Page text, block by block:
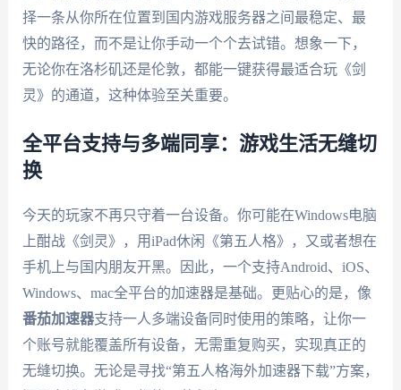
择一条从你所在位置到国内游戏服务器之间最稳定、最
快的路径，而不是让你手动一个个去试错。想象一下，
无论你在洛杉矶还是伦敦，都能一键获得最适合玩《剑
灵》的通道，这种体验至关重要。
全平台支持与多端同享：游戏生活无缝切
换
今天的玩家不再只守着一台设备。你可能在Windows电脑
上酣战《剑灵》，用iPad休闲《第五人格》，又或者想在
手机上与国内朋友开黑。因此，一个支持Android、iOS、
Windows、mac全平台的加速器是基础。更贴心的是，像
番茄加速器支持一人多端设备同时使用的策略，让你一
个账号就能覆盖所有设备，无需重复购买，实现真正的
无缝切换。无论是寻找“第五人格海外加速器下载”方案，